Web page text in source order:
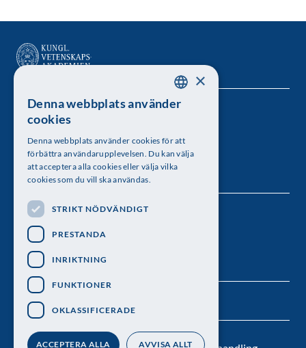
Kungl. Vetenskapsakademien
Besöksadress: Lilla Frescativägen 4A
Telefon: 08-673 95 00
Följ oss
SWEDISH
×
Denna webbplats använder
cookies
Denna webbplats använder cookies för att
förbättra användarupplevelsen. Du kan välja
att acceptera alla cookies eller välja vilka
cookies som du vill ska användas.
STRIKT NÖDVÄNDIGT
PRESTANDA
INRIKTNING
FUNKTIONER
OKLASSIFICERADE
ACCEPTERA ALLA AVVISA ALLT